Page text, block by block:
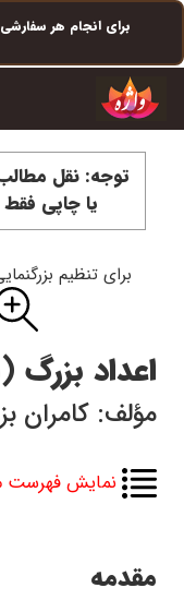
برای انجام هر
توجه: نقل
یا چاپی
برای تنظیم
اعداد
مؤلف: کامران
نمایش فهرست
مقدمه